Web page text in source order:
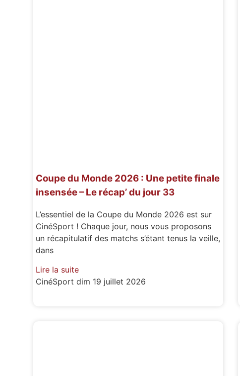
Coupe du Monde 2026 : Une petite finale
insensée – Le récap’ du jour 33
L’essentiel de la Coupe du Monde 2026 est sur
CinéSport ! Chaque jour, nous vous proposons
un récapitulatif des matchs s’étant tenus la veille,
dans
Lire la suite
CinéSportdim 19 juillet 2026